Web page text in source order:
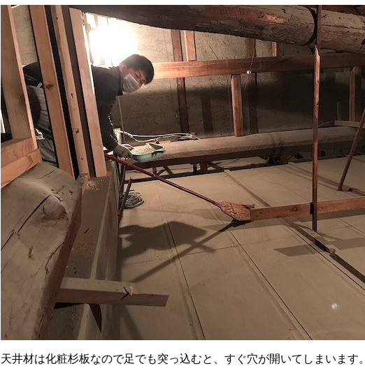
天井材は化粧杉板なので足でも突っ込むと、すぐ穴が開いてしまいます。